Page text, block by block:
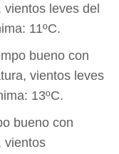
vientos leves del
11ºC.
bueno con
vientos leves
13ºC.
bueno con
vientos